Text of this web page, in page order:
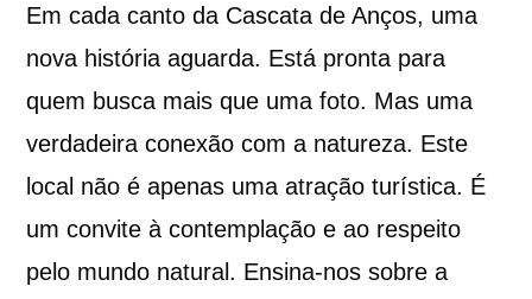
Em cada canto da Cascata de Anços, uma
nova história aguarda. Está pronta para
quem busca mais que uma foto. Mas uma
verdadeira conexão com a natureza. Este
local não é apenas uma atração turística. É
um convite à contemplação e ao respeito
pelo mundo natural. Ensina-nos sobre a